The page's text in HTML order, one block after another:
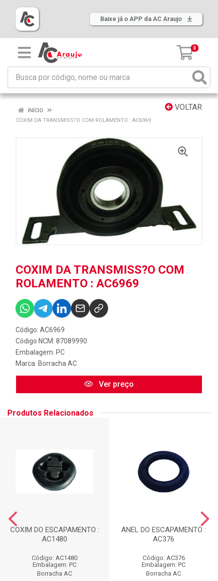
Baixe já o APP da AC Araujo
0
VOLTAR
INÍCIO
COXIM DA TRANSMISS?O COM ROLAMENTO : AC6969
COXIM DA TRANSMISS?O COM
ROLAMENTO : AC6969
Código: AC6969
Código NCM: 87089990
Embalagem: PC
Marca: Borracha AC
Ver preço
Produtos Relacionados
COXIM DO ESCAPAMENTO :
AC1480
Código: AC1480
Embalagem: PC
Borracha AC
ANEL DO ESCAPAMENTO :
AC376
Código: AC376
Embalagem: PC
Borracha AC